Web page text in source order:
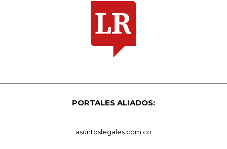
PORTALES ALIADOS:
asuntoslegales.com.co